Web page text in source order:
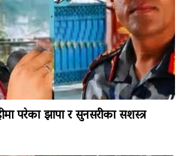
परेका झापा र सुनसरीका सशस्त्र